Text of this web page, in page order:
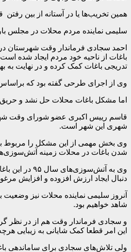
همین تخریب‌ها یا در آستانه از بین
سلیمی نماینده مردم محلات در مجلس
باغات از ناحیه خود مردم ایجاد شده
تدریجی باغات کمک کرده و در نهایت به
وی از اجرای طرحی گفته بود که براساس
اما مشکل باغات محلات حل نشد و حریق های متعدد عمدتا عمدی دست
شهری این شهر است.
وی بخش مهمی از این مشکل را مربوط به
شدن باغات در محلات زمینه
وی به
دنبال ایجاد ارزش افزوده و افزایش
آنروز سلیمی نماینده محلات نیز
شاهد خواهیم بود.
این امر قطعا کمک شایانی به زیبایی
ولی تلاش‌های سجادی برای ساماندهی باغات محلات